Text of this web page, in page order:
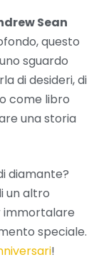
Sean
questo
sguardo
di desideri, di
come libro
una storia
diamante?
un altro
immortalare
speciale.
!